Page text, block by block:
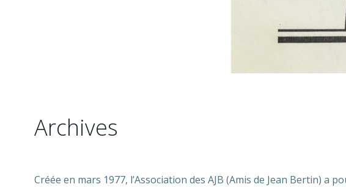
Archives
Créée en mars 1977, l’Association des AJB (Amis de Jean Bertin)